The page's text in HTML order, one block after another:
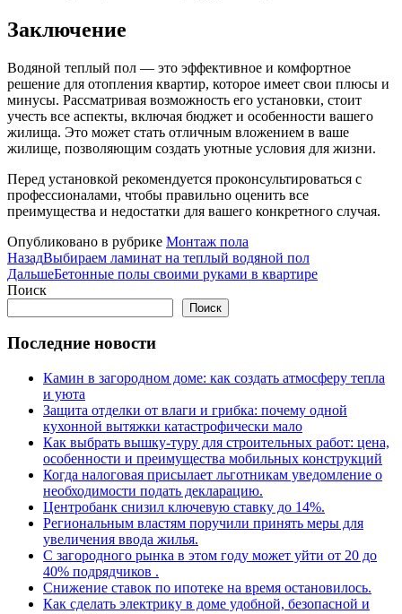
Заключение
Водяной теплый пол — это эффективное и комфортное
решение для отопления квартир, которое имеет свои плюсы и
минусы. Рассматривая возможность его установки, стоит
учесть все аспекты, включая бюджет и особенности вашего
жилища. Это может стать отличным вложением в ваше
жилище, позволяющим создать уютные условия для жизни.
Перед установкой рекомендуется проконсультироваться с
профессионалами, чтобы правильно оценить все
преимущества и недостатки для вашего конкретного случая.
Опубликовано в рубрике Монтаж пола
НазадВыбираем ламинат на теплый водяной пол
ДальшеБетонные полы своими руками в квартире
Поиск
Поиск
Последние новости
Камин в загородном доме: как создать атмосферу тепла
и уюта
Защита отделки от влаги и грибка: почему одной
кухонной вытяжки катастрофически мало
Как выбрать вышку-туру для строительных работ: цена,
особенности и преимущества мобильных конструкций
Когда налоговая присылает льготникам уведомление о
необходимости подать декларацию.
Центробанк снизил ключевую ставку до 14%.
Региональным властям поручили принять меры для
увеличения ввода жилья.
С загородного рынка в этом году может уйти от 20 до
40% подрядчиков .
Снижение ставок по ипотеке на время остановилось.
Как сделать электрику в доме удобной, безопасной и